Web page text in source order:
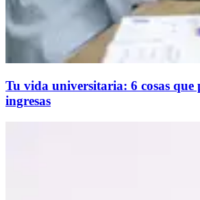
Tu vida universitaria: 6 cosas que
ingresas